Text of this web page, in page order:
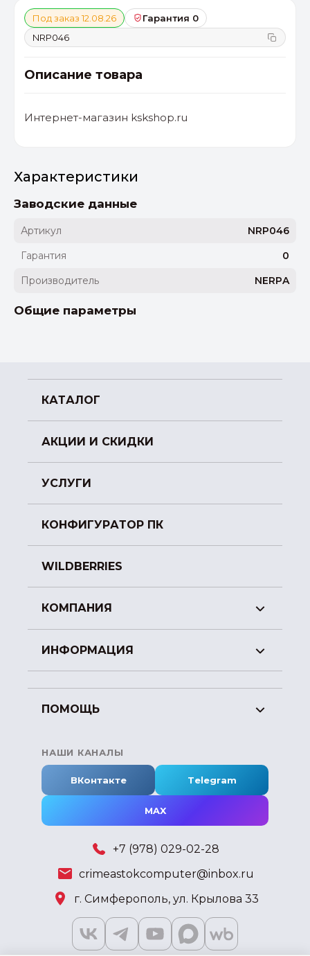
Под заказ 12.08.26
Гарантия 0
NRP046
Описание товара
Интернет-магазин kskshop.ru
Характеристики
Заводские данные
Артикул
NRP046
Гарантия
0
Производитель
NERPA
Общие параметры
КАТАЛОГ
АКЦИИ И СКИДКИ
УСЛУГИ
КОНФИГУРАТОР ПК
WILDBERRIES
КОМПАНИЯ
ИНФОРМАЦИЯ
ПОМОЩЬ
НАШИ КАНАЛЫ
ВКонтакте Telegram
MAX
+7 (978) 029-02-28
crimeastokcomputer@inbox.ru
г. Симферополь, ул. Крылова 33